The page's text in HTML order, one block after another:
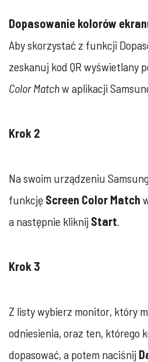
Dopasowanie kolorów
Aby skorzystać z funkcji
zeskanuj kod QR wyświetlany
Color Matchw aplikacji
Krok 2
Na swoim urządzeniu
funkcję Screen Color Match
a następnie kliknij Start.
Krok 3
Z listy wybierz monitor, który
odniesienia, oraz ten, którego
dopasować, a potem naciśnij